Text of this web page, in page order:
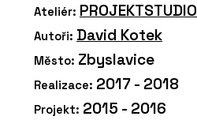
Ateliér: PROJEKTSTUDIO
Autoři: David Kotek
Město: Zbyslavice
Realizace: 2017 - 2018
Projekt: 2015 - 2016